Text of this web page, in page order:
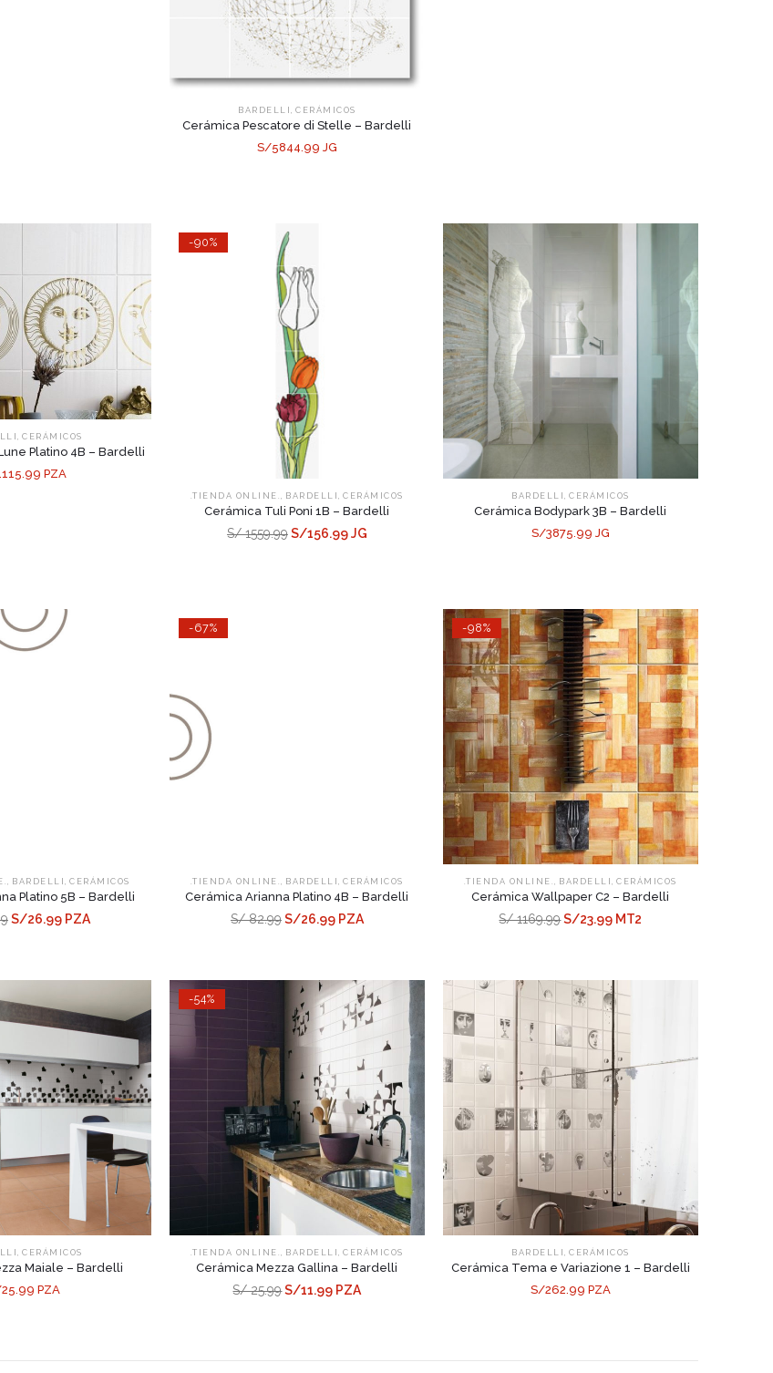
BARDELLI ,CERÁMICOS
Cerámica Pescatore di Stelle – Bardelli
S/5844.99 JG
,CERÁMICOS
Platino 4B – Bardelli
PZA
-90%
.TIENDA ONLINE. BARDELLI ,CERÁMICOS
Cerámica Tuli Poni 1B – Bardelli
S/ 1559.99S/156.99 JG
BARDELLI ,CERÁMICOS
Cerámica Bodypark 3B – Bardelli
S/3875.99 JG
BARDELLI ,CERÁMICOS
Platino 5B – Bardelli
S/26.99 PZA
-67%
.TIENDA ONLINE. BARDELLI ,CERÁMICOS
Cerámica Arianna Platino 4B – Bardelli
S/ 82.99S/26.99 PZA
-98%
.TIENDA ONLINE. BARDELLI ,CERÁMICOS
Cerámica Wallpaper C2 – Bardelli
S/ 1169.99S/23.99 MT2
,CERÁMICOS
Maiale – Bardelli
PZA
-54%
.TIENDA ONLINE. BARDELLI ,CERÁMICOS
Cerámica Mezza Gallina – Bardelli
S/ 25.99S/11.99 PZA
BARDELLI ,CERÁMICOS
Cerámica Tema e Variazione 1 – Bardelli
S/262.99 PZA